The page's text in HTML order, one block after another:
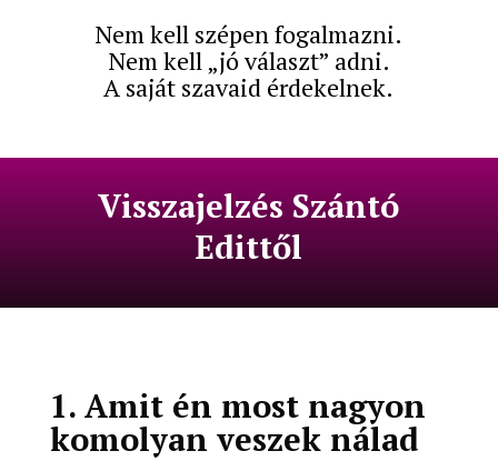
Nem kell szépen fogalmazni.
Nem kell „jó választ” adni.
A saját szavaid érdekelnek.
Visszajelzés Szántó
Edittől
1. Amit én most nagyon
komolyan veszek nálad